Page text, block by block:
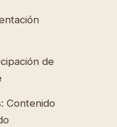
de
: Contenido